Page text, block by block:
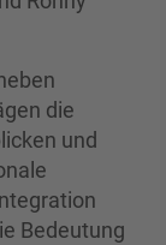
die
und
Bedeutung